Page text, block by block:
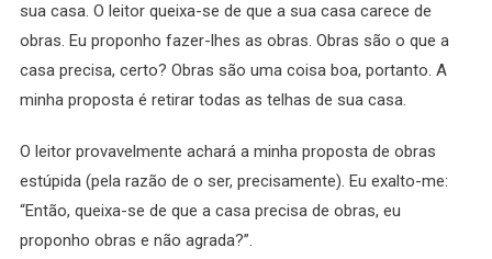
sua casa. O leitor queixa-se de que a sua casa carece de
obras. Eu proponho fazer-lhes as obras. Obras são o que a
casa precisa, certo? Obras são uma coisa boa, portanto. A
minha proposta é retirar todas as telhas de sua casa.
O leitor provavelmente achará a minha proposta de obras
estúpida (pela razão de o ser, precisamente). Eu exalto-me:
“Então, queixa-se de que a casa precisa de obras, eu
proponho obras e não agrada?”.